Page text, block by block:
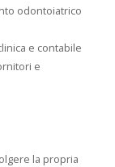
odontoiatrico
e contabile
e
la propria